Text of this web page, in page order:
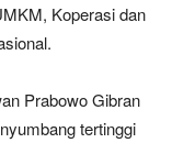
Koperasi dan
Prabowo Gibran
tertinggi